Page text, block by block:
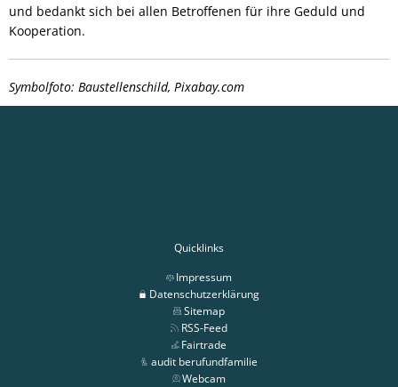
und bedankt sich bei allen Betroffenen für ihre Geduld und
Kooperation.
Symbolfoto: Baustellenschild, Pixabay.com
Quicklinks
Impressum
Datenschutzerklärung
Sitemap
RSS-Feed
Fairtrade
audit berufundfamilie
Webcam